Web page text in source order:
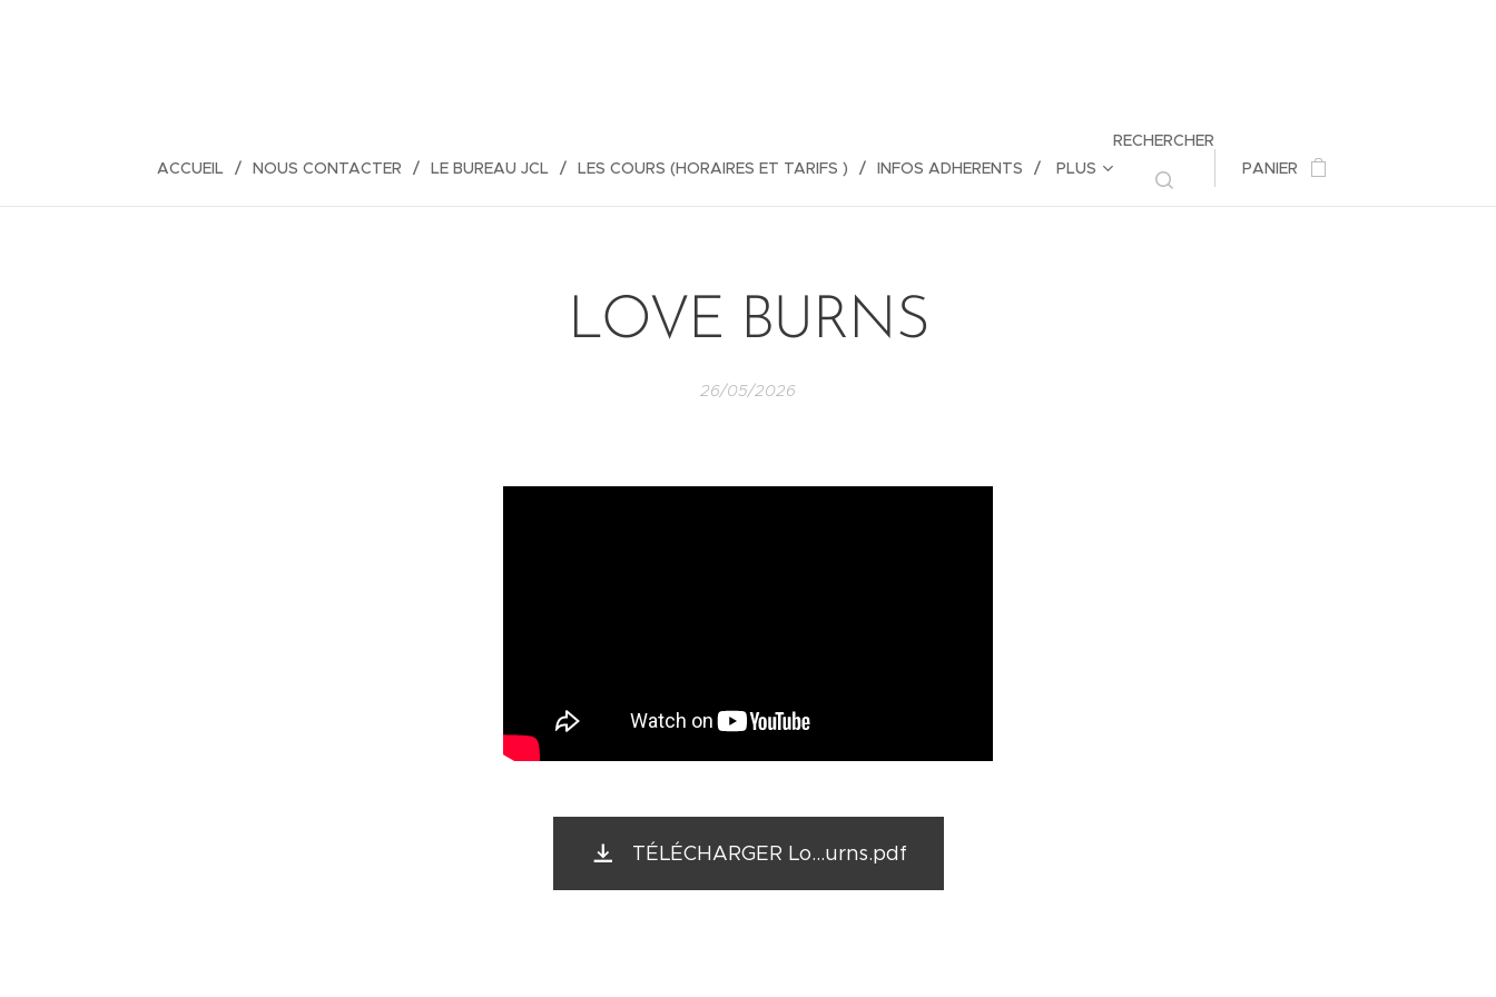
ACCUEIL NOUS CONTACTER LE BUREAU JCL LES COURS (HORAIRES ET TARIFS ) INFOS ADHERENTS PLUS
RECHERCHER
PANIER
LOVE BURNS
26/05/2026
TÉLÉCHARGER Lo...urns.pdf